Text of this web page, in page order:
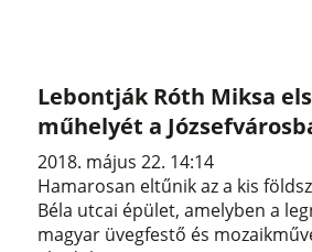
Lebontják Róth Miksa
műhelyét a
2018. május 22. 14:14
Hamarosan eltűnik az a kis
Béla utcai épület, amelyben a
magyar üvegfestő és